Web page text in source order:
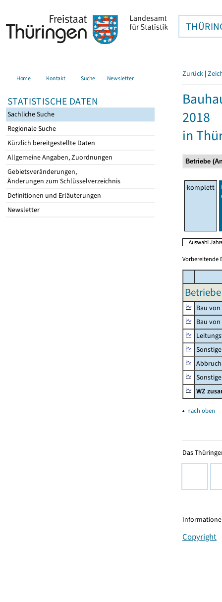
Home Kontakt Suche Newsletter
STATISTISCHE DATEN
Sachliche Suche
Regionale Suche
Kürzlich bereitgestellte Daten
Allgemeine Angaben, Zuordnungen
Gebietsveränderungen,
Änderungen zum Schlüsselverzeichnis
Definitionen und Erläuterungen
Newsletter
Zurück |
2018
in
komplett
Vorbereitende
Bau
Bau
WZ
▴ nach oben
Das
Copyright